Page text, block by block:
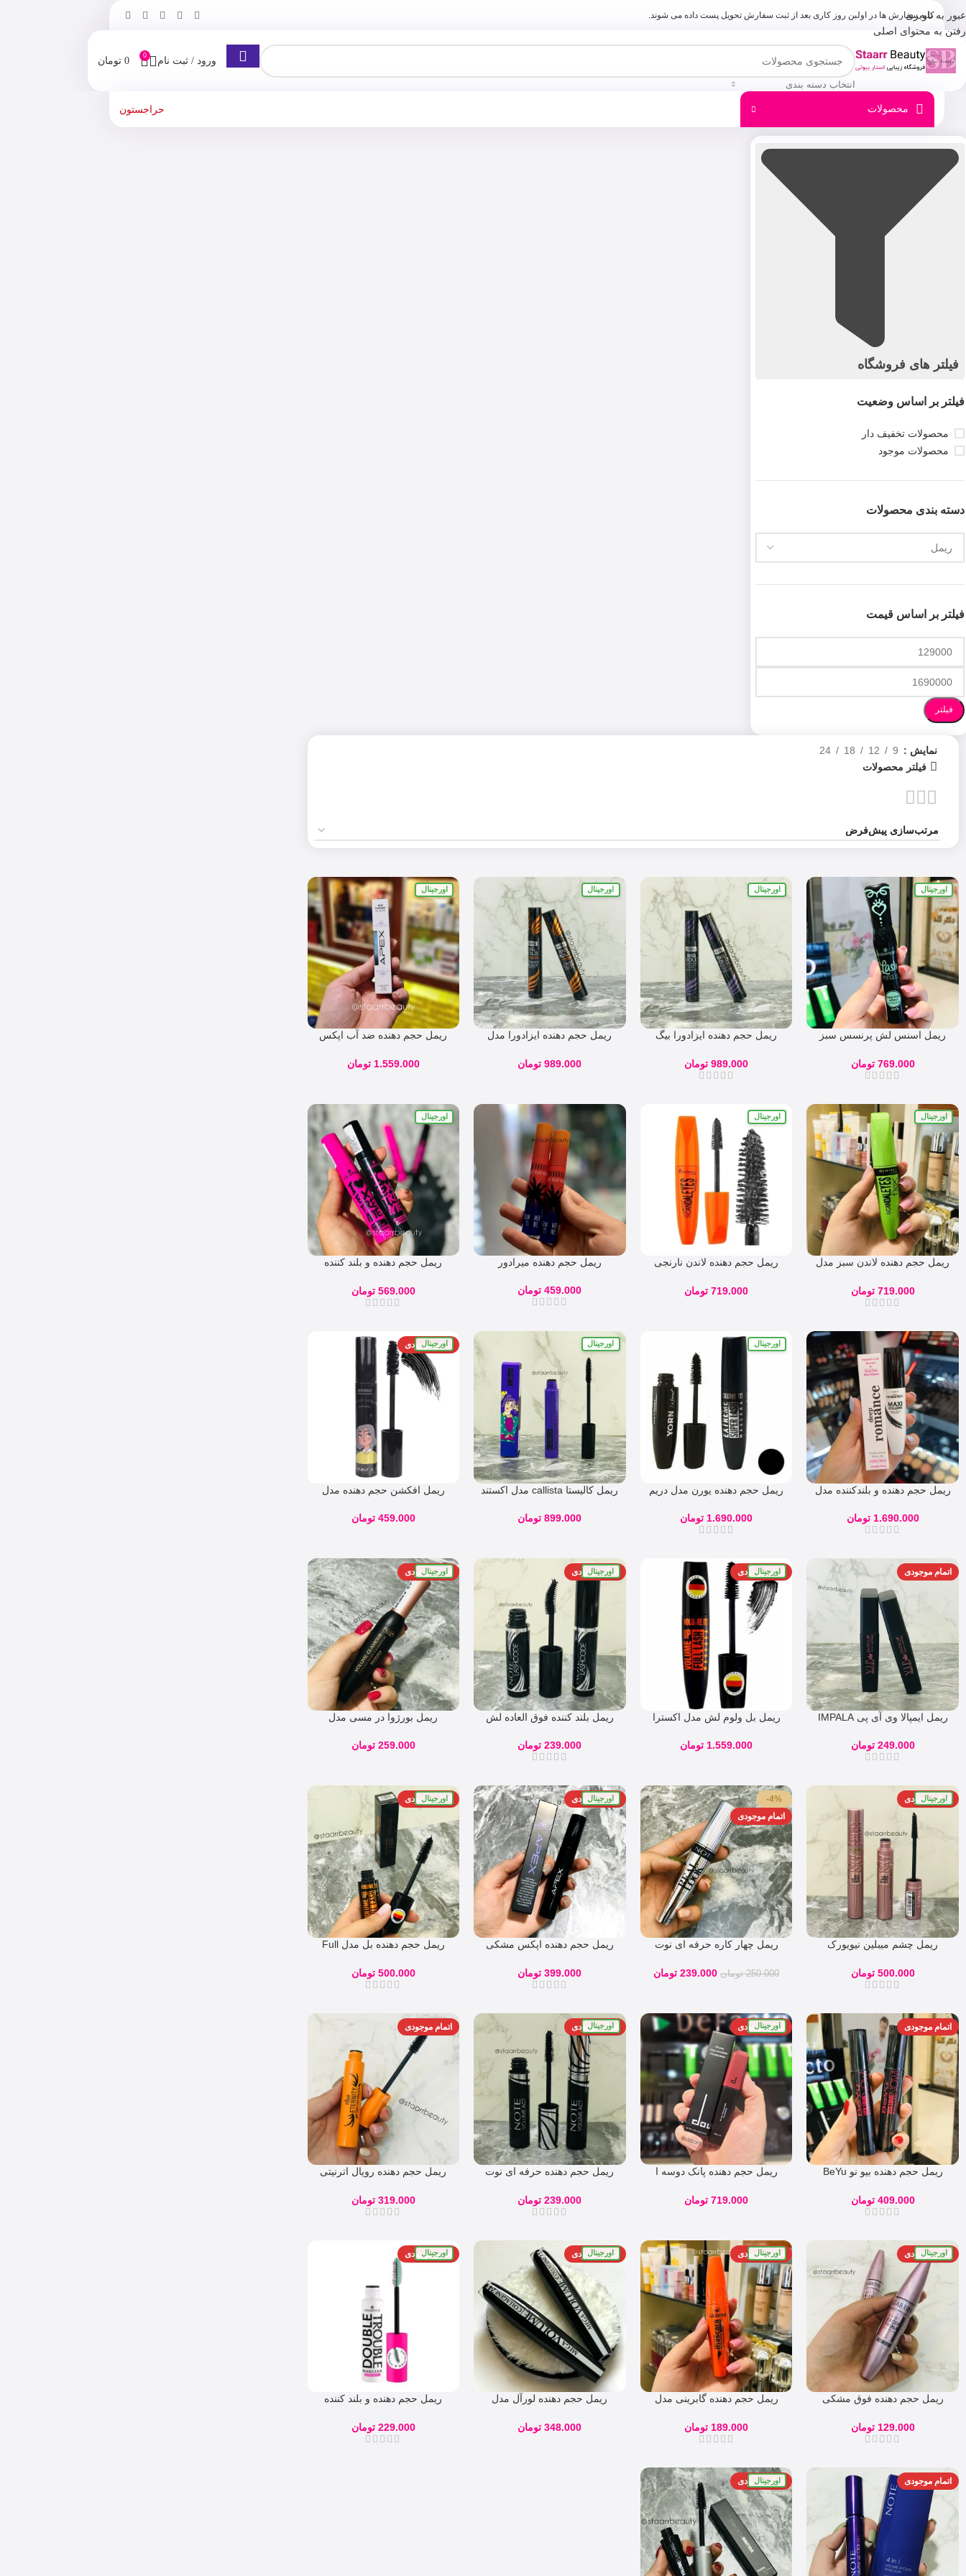
عبور به ناوبری
رفتن به محتوای اصلی
کلیه سفارش ها در اولبن روز کاری بعد از ثبت سفارش تحویل پست داده می شوند.
انتخاب دسته بندی
ورود / ثبت نام 0
0 تومان
محصولات حراجستون
فیلتر های فروشگاه
فیلتر بر اساس وضعیت
محصولات تخفیف دار
محصولات موجود
دسته بندی محصولات
فیلتر بر اساس قیمت
فیلتر
نمایش 9
12
18
24
فیلتر محصولات
اورجینال
ریمل اسنس لش پرنسس سبز
769.000 تومان
اورجینال
ریمل حجم دهنده ایزادورا بیگ
989.000 تومان
اورجینال
ریمل حجم دهنده ایزادورا مدل
989.000 تومان
اورجینال
ریمل حجم‌ دهنده ضد آب اپکس
1.559.000 تومان
اورجینال
ریمل حجم دهنده لاندن سبز مدل
719.000 تومان
اورجینال
ریمل حجم دهنده لاندن نارنجی
719.000 تومان
ریمل حجم دهنده میرادور
459.000 تومان
اورجینال
ریمل حجم دهنده و بلند کننده
569.000 تومان
ریمل حجم دهنده و بلندکننده مدل
1.690.000 تومان
اورجینال
ریمل حجم دهنده یورن مدل دریم
1.690.000 تومان
اورجینال
ریمل کالیستا callista مدل اکستند
899.000 تومان
اورجینال
اتمام موجودی
ریمل افکشن حجم دهنده مدل
459.000 تومان
اتمام موجودی
ریمل ایمپالا وی آی پی IMPALA
249.000 تومان
اورجینال
اتمام موجودی
ریمل بل ولوم لش مدل اکسترا
1.559.000 تومان
اورجینال
اتمام موجودی
ریمل بلند کننده فوق العاده لش
239.000 تومان
اورجینال
اتمام موجودی
ریمل بورژوا در مسی مدل
MASCARA
259.000 تومان
اورجینال
اتمام موجودی
ریمل چشم میبلین نیویورک
500.000 تومان
-4%
اتمام موجودی
ریمل چهار کاره حرفه ای نوت
REAL LOOK MASCARA
250.000 تومان 239.000 تومان
اورجینال
اتمام موجودی
ریمل حجم دهنده اپکس مشکی
399.000 تومان
اورجینال
اتمام موجودی
ریمل حجم دهنده بل مدل Full
500.000 تومان
اتمام موجودی
ریمل حجم دهنده بیو نو BeYu
409.000 تومان
اورجینال
اتمام موجودی
ریمل حجم دهنده پانک دوسه ا
719.000 تومان
اورجینال
اتمام موجودی
ریمل حجم دهنده حرفه ای نوت
239.000 تومان
اتمام موجودی
ریمل حجم دهنده رویال اترنیتی
319.000 تومان
اورجینال
اتمام موجودی
ریمل حجم دهنده فوق مشکی
129.000 تومان
اورجینال
اتمام موجودی
ریمل حجم دهنده گابرینی مدل
189.000 تومان
اورجینال
اتمام موجودی
ریمل حجم دهنده لورآل مدل
348.000 تومان
اورجینال
اتمام موجودی
ریمل حجم دهنده و بلند کننده
229.000 تومان
اتمام موجودی اورجینال
اتمام موجودی